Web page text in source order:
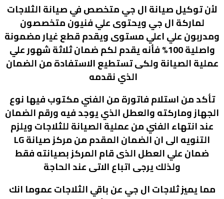
لأن توكيل صيانة ال جي متخصص في صيانة الثلاجات
لماركة ال جي ويحتوى علي فنيون متخصصون
ومدربون علي اعلي مستوى ويقدم قطع غيار مضمونة
واصلية 100% فأنه يقدم لكم ضمان ثلاثة شهور علي
عملية الصيانة ولكى تستطيع الاستفادة من الضمان
الذي نقدمه
تأكد من استلام فاتورة من الفني مكتوب فيها نوع
الجهاز وماركته والعطل الذي يوجد فيه ورقم الضمان
عند انتهاء الفني من عملية الصيانة للثلاجات ويلزم
التنويه الى ان الضمان المقدم من مركز صيانةLG
ضمان علي العطل الذى قام المركز بصيانته فقط
ولذلك يرجى اتباع الاتى عند الحاجة
مما يميز ثلاجات ال جي عن باقي الثلاجات عموما انك